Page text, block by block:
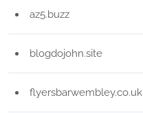
az5.buzz
blogdojohn.site
flyersbarwembley.co.uk